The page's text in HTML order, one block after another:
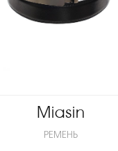
Miasin
РЕМЕНЬ